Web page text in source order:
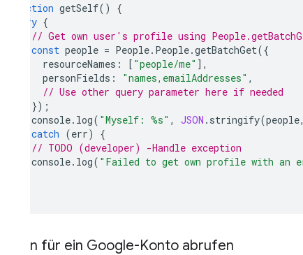
function getSelf()
{
try {
// Get own user's profile using
const people = People. People.getBatchGet({
resourceNames : [ "people/me" ],
personFields : "names,emailAddresses" ,
// Use other query parameter here if needed
});
console. log( "Myself: %s" , JSON . stringify(people,
catch (err)
{
// TODO (developer) -Handle exception
console. log( "Failed to get own profile with an
Person für ein Google-Konto abrufen